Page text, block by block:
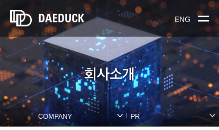
ENG
회사소개
COMPANY PR